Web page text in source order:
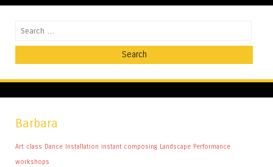
Search
Barbara
Art class Dance Installation instant composing Landscape Performance
workshops